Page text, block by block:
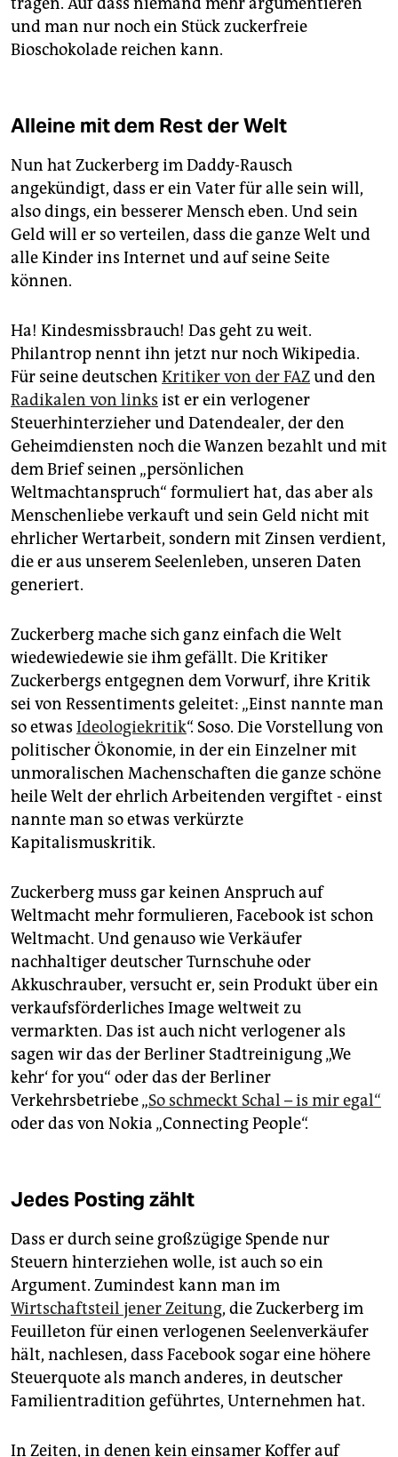
und man nur noch ein Stück zuckerfreie
Bioschokolade reichen kann.
Alleine mit dem Rest der Welt
Nun hat Zuckerberg im Daddy-Rausch
angekündigt, dass er ein Vater für alle sein will,
also dings, ein besserer Mensch eben. Und sein
Geld will er so verteilen, dass die ganze Welt und
alle Kinder ins Internet und auf seine Seite
können.
Ha! Kindesmissbrauch! Das geht zu weit.
Philantrop nennt ihn jetzt nur noch Wikipedia.
Für seine deutschen Kritiker von der FAZund den
Radikalen von links ist er ein verlogener
Steuerhinterzieher und Datendealer, der den
Geheimdiensten noch die Wanzen bezahlt und mit
dem Brief seinen „persönlichen
Weltmachtanspruch“ formuliert hat, das aber als
Menschenliebe verkauft und sein Geld nicht mit
ehrlicher Wertarbeit, sondern mit Zinsen verdient,
die er aus unserem Seelenleben, unseren Daten
generiert.
Zuckerberg mache sich ganz einfach die Welt
wiedewiedewie sie ihm gefällt. Die Kritiker
Zuckerbergs entgegnen dem Vorwurf, ihre Kritik
sei von Ressentiments geleitet: „Einst nannte man
so etwas Ideologiekritik“. Soso. Die Vorstellung von
politischer Ökonomie, in der ein Einzelner mit
unmoralischen Machenschaften die ganze schöne
heile Welt der ehrlich Arbeitenden vergiftet - einst
nannte man so etwas verkürzte
Kapitalismuskritik.
Zuckerberg muss gar keinen Anspruch auf
Weltmacht mehr formulieren, Facebook ist schon
Weltmacht. Und genauso wie Verkäufer
nachhaltiger deutscher Turnschuhe oder
Akkuschrauber, versucht er, sein Produkt über ein
verkaufsförderliches Image weltweit zu
vermarkten. Das ist auch nicht verlogener als
sagen wir das der Berliner Stadtreinigung „We
kehr‘ for you“ oder das der Berliner
Verkehrsbetriebe „So schmeckt Schal – is mir egal“
oder das von Nokia „Connecting People“.
Jedes Posting zählt
Dass er durch seine großzügige Spende nur
Steuern hinterziehen wolle, ist auch so ein
Argument. Zumindest kann man im
Wirtschaftsteil jener Zeitung, die Zuckerberg im
Feuilleton für einen verlogenen Seelenverkäufer
hält, nachlesen, dass Facebook sogar eine höhere
Steuerquote als manch anderes, in deutscher
Familientradition geführtes, Unternehmen hat.
In Zeiten, in denen kein einsamer Koffer auf